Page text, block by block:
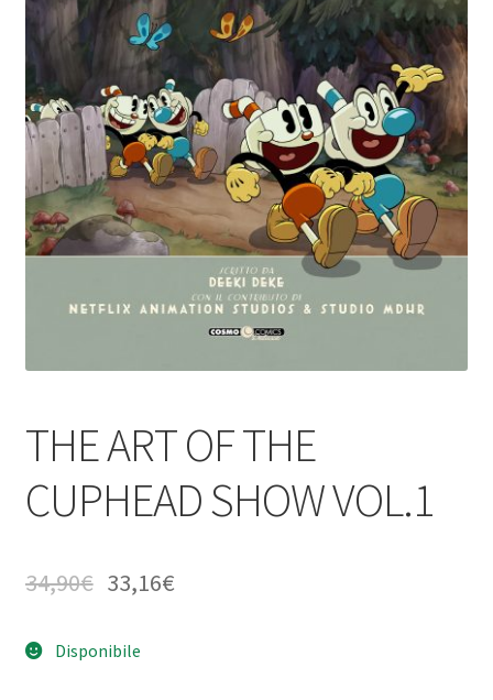
THE ART OF THE
CUPHEAD SHOW VOL.1
34,90€ 33,16€
Disponibile